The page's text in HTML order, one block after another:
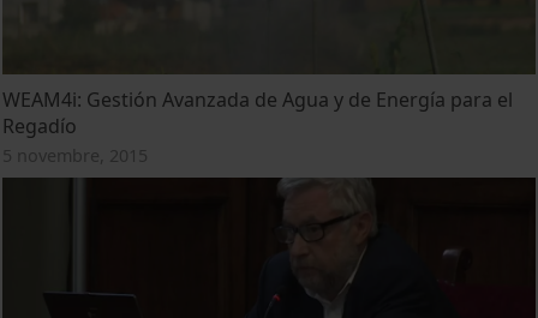
WEAM4i: Gestión Avanzada de Agua y de Energía para el
Regadío
5 novembre, 2015